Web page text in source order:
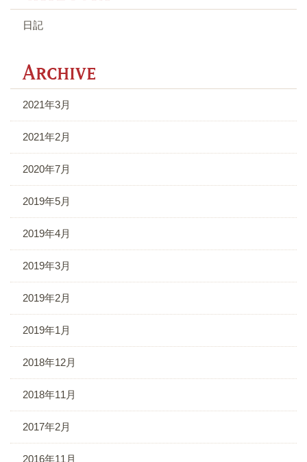
日記
2021年3月
2021年2月
2020年7月
2019年5月
2019年4月
2019年3月
2019年2月
2019年1月
2018年12月
2018年11月
2017年2月
2016年11月